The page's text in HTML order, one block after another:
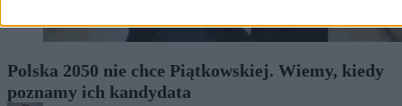
Polska 2050 nie chce Piątkowskiej. Wiemy, kiedy
poznamy ich kandydata